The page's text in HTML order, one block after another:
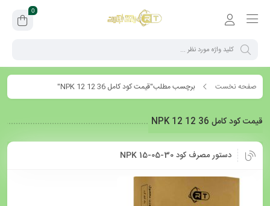
0
صفحه نخست برچسب مطلب"قیمت کود کامل NPK 12 12 36"
قیمت کود کامل NPK 12 12 36
دستور مصرف کود NPK 15-05-30